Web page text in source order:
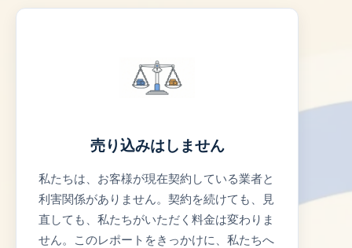
売り込みはしません
私たちは、お客様が現在契約している業者と
利害関係がありません。契約を続けても、見
直しても、私たちがいただく料金は変わりま
せん。このレポートをきっかけに、私たちへ